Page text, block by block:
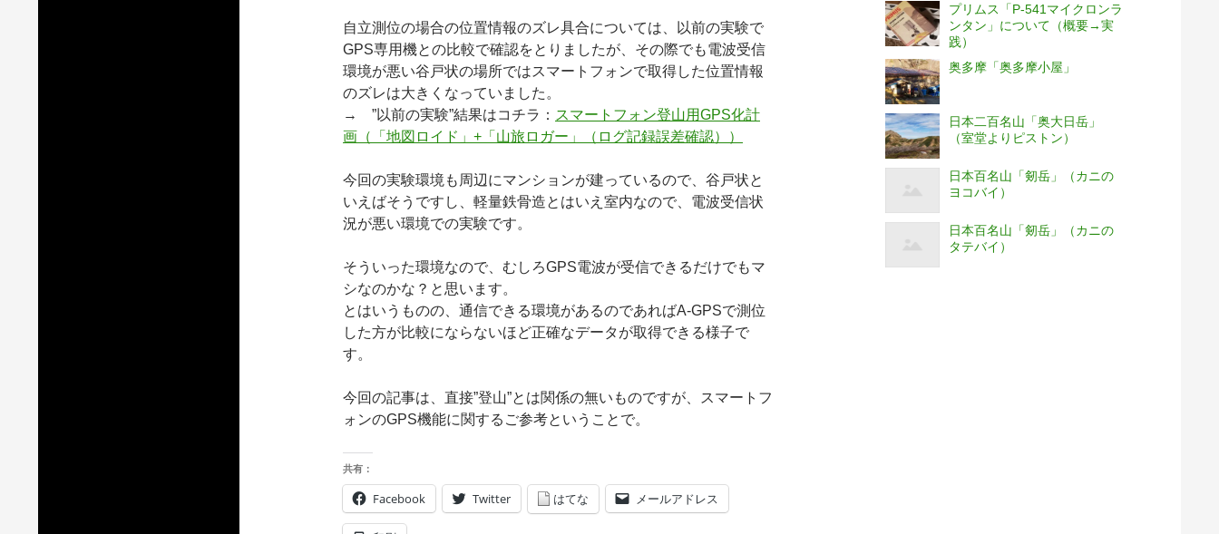
自立測位の場合の位置情報のズレ具合については、以前の実験で
GPS専用機との比較で確認をとりましたが、その際でも電波受信
環境が悪い谷戸状の場所ではスマートフォンで取得した位置情報
のズレは大きくなっていました。
→ ”以前の実験”結果はコチラ： スマートフォン登山用GPS化計
画（「地図ロイド」+「山旅ロガー」（ログ記録誤差確認））
今回の実験環境も周辺にマンションが建っているので、谷戸状と
いえばそうですし、軽量鉄骨造とはいえ室内なので、電波受信状
況が悪い環境での実験です。
そういった環境なので、むしろGPS電波が受信できるだけでもマ
シなのかな？と思います。
とはいうものの、通信できる環境があるのであればA-GPSで測位
した方が比較にならないほど正確なデータが取得できる様子で
す。
今回の記事は、直接”登山”とは関係の無いものですが、スマートフ
ォンのGPS機能に関するご参考ということで。
共有：
Facebook Twitter はてな メールアドレス
プリムス「P-541マイクロンラ
ンタン」について（概要→実
践）
奥多摩「奥多摩小屋」
日本二百名山「奥大日岳」
（室堂よりピストン）
日本百名山「剱岳」（カニの
ヨコバイ）
日本百名山「剱岳」（カニの
タテバイ）